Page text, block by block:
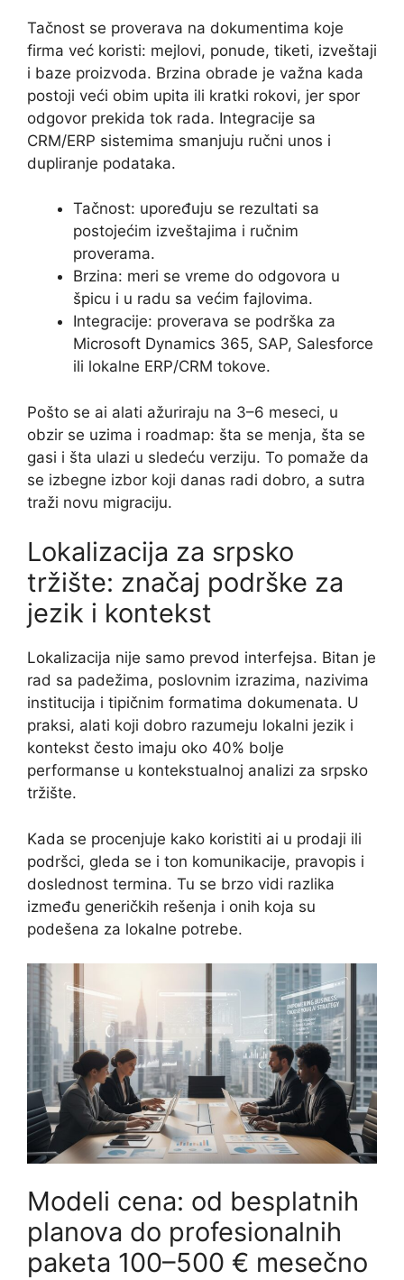
Tačnost se proverava na dokumentima koje
firma već koristi: mejlovi, ponude, tiketi, izveštaji
i baze proizvoda. Brzina obrade je važna kada
postoji veći obim upita ili kratki rokovi, jer spor
odgovor prekida tok rada. Integracije sa
CRM/ERP sistemima smanjuju ručni unos i
dupliranje podataka.
Tačnost: upoređuju se rezultati sa
postojećim izveštajima i ručnim
proverama.
Brzina: meri se vreme do odgovora u
špicu i u radu sa većim fajlovima.
Integracije: proverava se podrška za
Microsoft Dynamics 365, SAP, Salesforce
ili lokalne ERP/CRM tokove.
Pošto se ai alati ažuriraju na 3–6 meseci, u
obzir se uzima i roadmap: šta se menja, šta se
gasi i šta ulazi u sledeću verziju. To pomaže da
se izbegne izbor koji danas radi dobro, a sutra
traži novu migraciju.
Lokalizacija za srpsko
tržište: značaj podrške za
jezik i kontekst
Lokalizacija nije samo prevod interfejsa. Bitan je
rad sa padežima, poslovnim izrazima, nazivima
institucija i tipičnim formatima dokumenata. U
praksi, alati koji dobro razumeju lokalni jezik i
kontekst često imaju oko 40% bolje
performanse u kontekstualnoj analizi za srpsko
tržište.
Kada se procenjuje kako koristiti ai u prodaji ili
podršci, gleda se i ton komunikacije, pravopis i
doslednost termina. Tu se brzo vidi razlika
između generičkih rešenja i onih koja su
podešena za lokalne potrebe.
Modeli cena: od besplatnih
planova do profesionalnih
paketa 100–500 € mesečno